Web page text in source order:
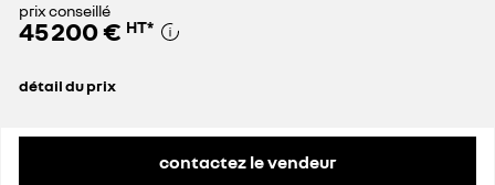
prix conseillé
45 200 € HT*
détail du prix
contactez le vendeur